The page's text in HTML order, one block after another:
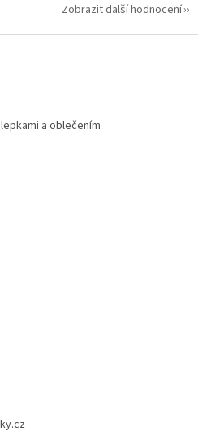
Zobrazit další hodnocení
a oblečením